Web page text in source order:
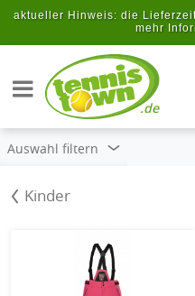
Zum Hauptinhalt springen
aktueller Hinweis: die
mehr
.de
Auswahl filtern
Kinder